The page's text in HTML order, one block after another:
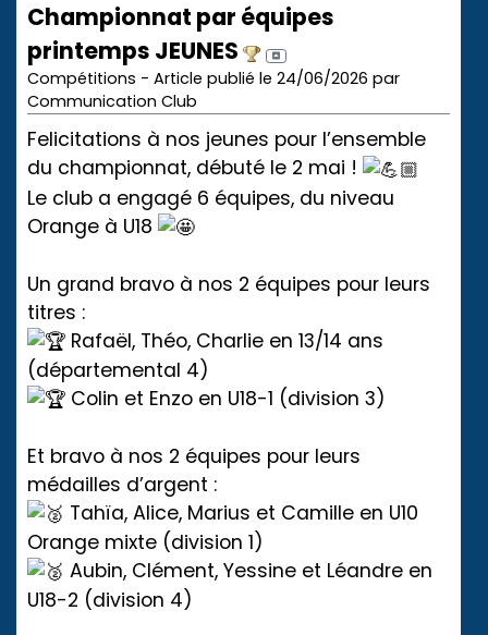
Championnat par équipes
printemps JEUNES
Compétitions - Article publié le 24/06/2026 par
Communication Club
Felicitations à nos jeunes pour l’ensemble
du championnat, débuté le 2 mai !
Le club a engagé 6 équipes, du niveau
Orange à U18
Un grand bravo à nos 2 équipes pour leurs
titres :
Rafaël, Théo, Charlie en 13/14 ans
(départemental 4)
Colin et Enzo en U18-1 (division 3)
Et bravo à nos 2 équipes pour leurs
médailles d’argent :
Tahïa, Alice, Marius et Camille en U10
Orange mixte (division 1)
Aubin, Clément, Yessine et Léandre en
U18-2 (division 4)